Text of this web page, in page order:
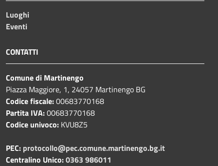
Luoghi
Eventi
CONTATTI
Comune di Martinengo
Piazza Maggiore, 1, 24057 Martinengo BG
Codice fiscale:00683770168
Partita IVA:00683770168
Codice univoco: KVU8Z5
PEC: protocollo@pec.comune.martinengo.bg.it
Centralino Unico:0363 986011